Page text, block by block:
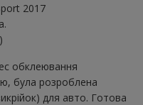
2017
обклеювання
була розроблена
для авто. Готова